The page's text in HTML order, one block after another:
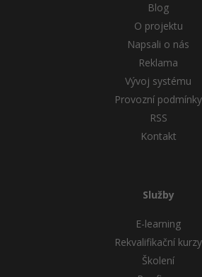
Blog
O projektu
Napsali o nás
Reklama
Vývoj systému
Provozní podmínky
RSS
Kontakt
Služby
E-learning
Rekvalifikační kurzy
Školení